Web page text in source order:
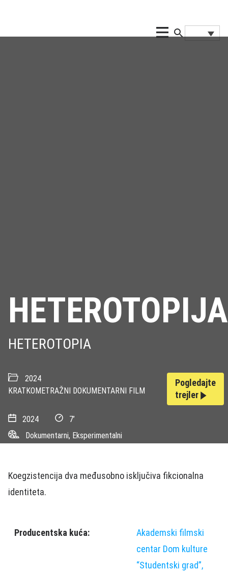
HETEROTOPIJA
HETEROTOPIA
2024
KRATKOMETRAŽNI DOKUMENTARNI FILM
2024
7’
Dokumentarni, Eksperimentalni
Pogledajte
trejler
Koegzistencija dva međusobno isključiva fikcionalna
identiteta.
Producentska kuća:
Akademski filmski
centar Dom kulture
“Studentski grad”,